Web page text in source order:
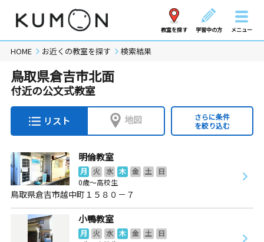
教室を探す 学習中の方 メニュー
HOME お近くの教室を探す 検索結果
鳥取県倉吉市北面
付近の公文式教室
リスト 地図
さらに条件
を絞り込む
明倫教室
月 火 水 木 金 土
日
0歳～高校生
鳥取県倉吉市越中町１５８０－７
小鴨教室
月 火 水 木 金 土
日